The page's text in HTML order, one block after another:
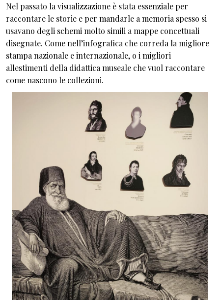
Nel passato la visualizzazione è stata essenziale per
raccontare le storie e per mandarle a memoria spesso si
usavano degli schemi molto simili a mappe concettuali
disegnate. Come nell’infografica che correda la migliore
stampa nazionale e internazionale, o i migliori
allestimenti della didattica museale che vuol raccontare
come nascono le collezioni.